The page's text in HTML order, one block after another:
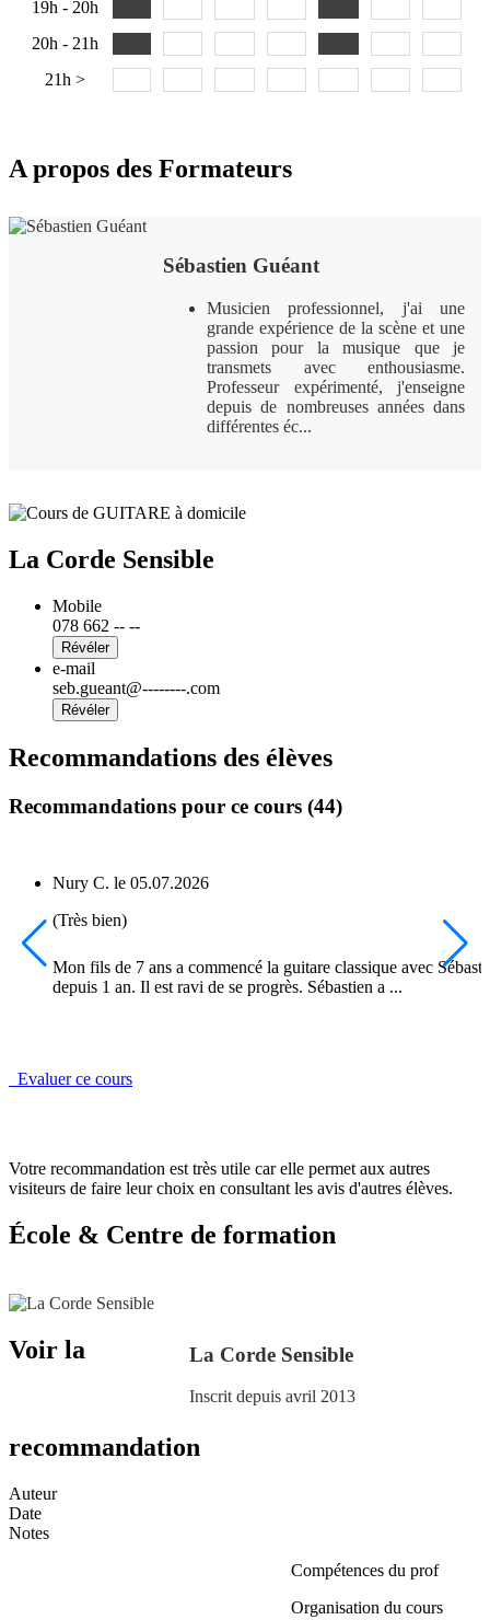
19h - 20h
20h - 21h
21h >
A propos des Formateurs
Sébastien Guéant
Musicien professionnel, j'ai une
grande expérience de la scène et une
passion pour la musique que je
transmets avec enthousiasme.
Professeur expérimenté, j'enseigne
depuis de nombreuses années dans
différentes éc...
La Corde Sensible
Mobile
078 662 -- --
Révéler
e-mail
seb.gueant@--------.com
Révéler
Recommandations des élèves
Recommandations pour ce cours (44)
Nury C. le 05.07.2026
(Très bien)
Mon fils de 7 ans a commencé la guitare classique avec
depuis 1 an. Il est ravi de se progrès. Sébastien a ...
Evaluer ce cours
Votre recommandation est très utile car elle permet aux autres
visiteurs de faire leur choix en consultant les avis d'autres élèves.
École & Centre de formation
La Corde Sensible
Inscrit depuis avril 2013
Voir la
recommandation
Auteur
Date
Notes
Compétences du prof
Organisation du cours